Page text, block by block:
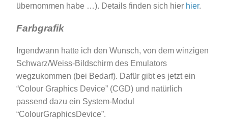
übernommen habe …). Details finden sich hier hier.
Farbgrafik
Irgendwann hatte ich den Wunsch, von dem winzigen
Schwarz/Weiss-Bildschirm des Emulators
wegzukommen (bei Bedarf). Dafür gibt es jetzt ein
“Colour Graphics Device” (CGD) und natürlich
passend dazu ein System-Modul
“ColourGraphicsDevice”.